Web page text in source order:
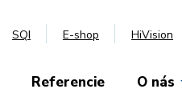
SQI E-shop HiVision
Referencie O nás